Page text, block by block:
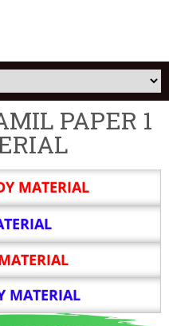
PAPER 1
MATERIAL
MATERIAL